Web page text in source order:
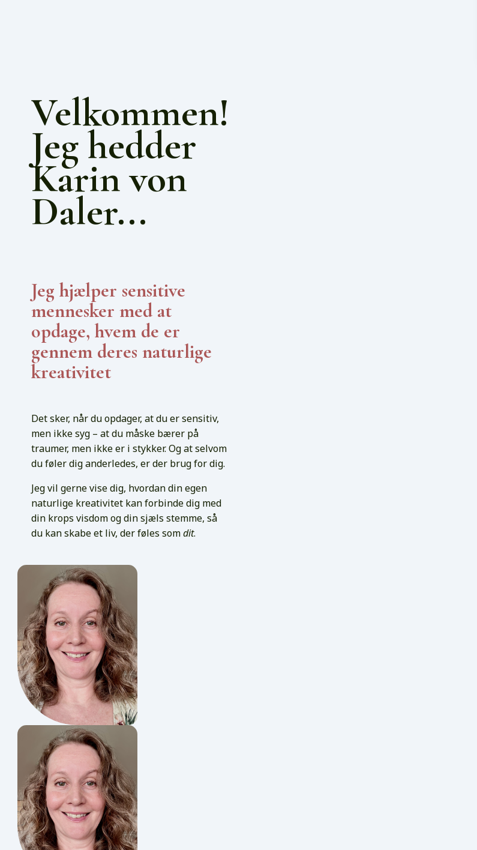
Velkommen!
Jeg hedder
Karin von
Daler...
Jeg hjælper sensitive
mennesker med at
opdage, hvem de er
gennem deres naturlige
kreativitet
Det sker, når du opdager, at du er sensitiv,
men ikke syg – at du måske bærer på
traumer, men ikke er i stykker. Og at selvom
du føler dig anderledes, er der brug for dig.
Jeg vil gerne vise dig, hvordan din egen
naturlige kreativitet kan forbinde dig med
din krops visdom og din sjæls stemme, så
du kan skabe et liv, der føles somdit.